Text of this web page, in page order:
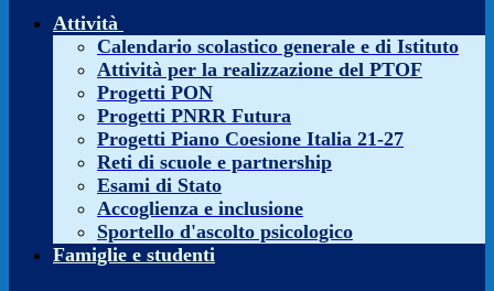
Attività
Calendario scolastico generale e di Istituto
Attività per la realizzazione del PTOF
Progetti PON
Progetti PNRR Futura
Progetti Piano Coesione Italia 21-27
Reti di scuole e partnership
Esami di Stato
Accoglienza e inclusione
Sportello d'ascolto psicologico
Famiglie e studenti